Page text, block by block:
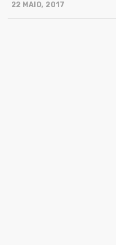
22 MAIO, 2017